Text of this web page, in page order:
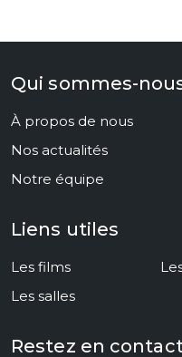
Qui sommes-
À propos de nous
Nos actualités
Notre équipe
Liens utiles
Les films
Les salles
Restez en